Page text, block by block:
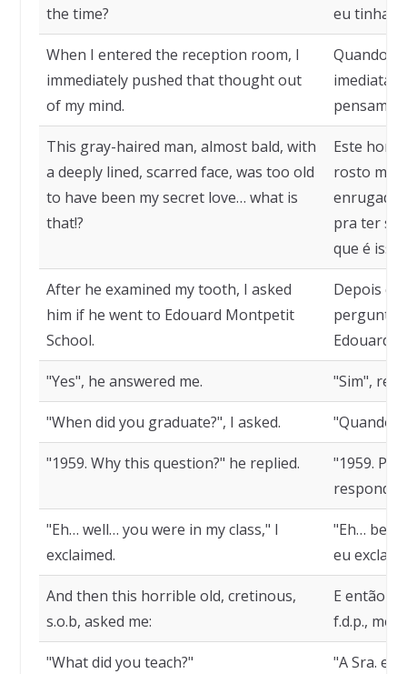
the time?
eu tinha
When I entered the reception room, I
immediately pushed that thought out
of my mind.
Quando
This gray-haired man, almost bald, with
a deeply lined, scarred face, was too old
to have been my secret love… what is
that!?
Este
rosto
pra ter
que é
After he examined my tooth, I asked
him if he went to Edouard Montpetit
School.
Depois
Edouard
"Yes", he answered me. "Sim",
"When did you graduate?", I asked. "Quando
"1959. Why this question?" he replied.
"1959.
"Eh… well… you were in my class," I
exclaimed.
"Eh…
eu
And then this horrible old, cretinous,
s.o.b, asked me:
E então
f.d.p., me
"What did you teach?" "A Sra.